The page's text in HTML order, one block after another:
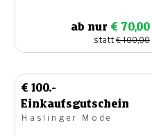
ab nur € 70,00
statt€ 100,00
€ 100.-
Einkaufsgutschein
Haslinger Mode